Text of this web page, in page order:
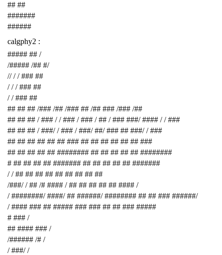
## ##
#######
######
calgphy2 :
##### ## /
/##### /## #/
// / / ### ##
/ / / ### ##
/ / ### ##
## ## ## /### /## /### ## /## ### /### /##
## ## ## / ### / / ### / ### / ## / ### ###/ #### / / ###
## ## ## / ###/ / ### / ###/ ##/ ### ## ###/ / ###
## ## ## ## ## ## ### ## ## ## ## ## ## ###
## ## ## ## ## ######## ## ## ## ## ## ########
# ## ## ## ## ####### ## ## ## ## ## #######
/ / ## ## ## ## ## ## ## ## ##
/###/ / ## /# #### / ## ## ## ## ## #### /
/ ########/ ####/ ## ######/ ######## ## ## ### ######/
/ #### ### ## ##### ### ### ## ## ### #####
# ### /
## #### ### /
/###### /# /
/ ###/ /